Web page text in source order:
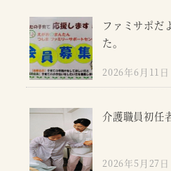
ファミサポだ
た。
2026年6月11日
介護職員初任
2026年5月27日